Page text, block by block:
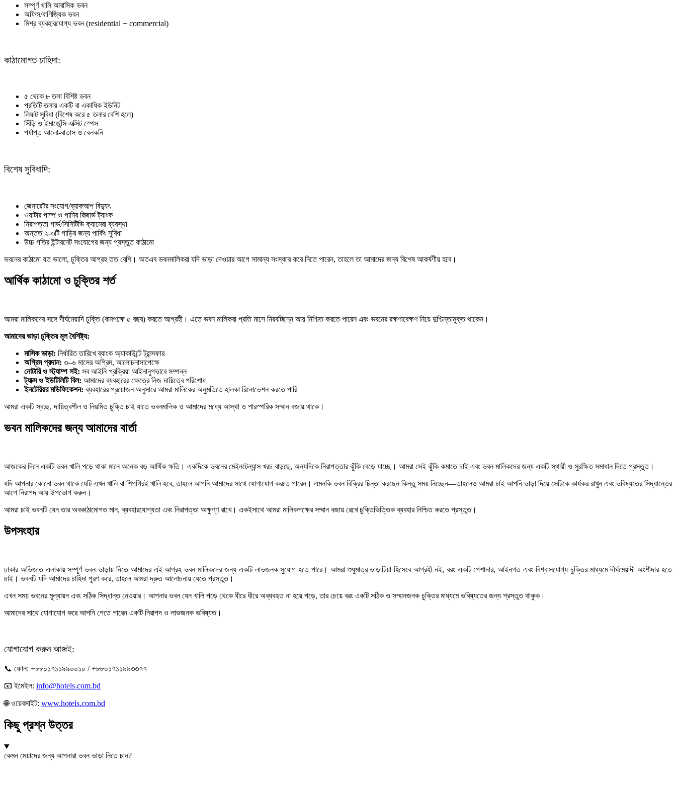
সম্পূর্ণ খালি আবাসিক ভবন
অফিস/বাণিজ্যিক ভবন
মিশ্র ব্যবহারযোগ্য ভবন (residential + commercial)
কাঠামোগত চাহিদা:
৫ থেকে ৮ তলা বিশিষ্ট ভবন
প্রতিটি তলায় একটি বা একাধিক ইউনিট
লিফট সুবিধা (বিশেষ করে ৫ তলার বেশি হলে)
সিঁড়ি ও ইমার্জেন্সি এক্সিট স্পেস
পর্যাপ্ত আলো-বাতাস ও বেলকনি
বিশেষ সুবিধাদি:
জেনারেটর সংযোগ/ব্যাকআপ বিদ্যুৎ
ওয়াটার পাম্প ও পানির রিজার্ভ ট্যাংক
নিরাপত্তা গার্ড/সিসিটিভি ক্যামেরা ব্যবস্থা
অন্তত ২-৩টি গাড়ির জন্য পার্কিং সুবিধা
উচ্চ গতির ইন্টারনেট সংযোগের জন্য প্রস্তুত কাঠামো
ভবনের কাঠামো যত ভালো, চুক্তির আগ্রহ তত বেশি। অতএব ভবনমালিকরা যদি ভাড়া দেওয়ার আগে সামান্য সংস্কার করে নিতে পারেন, তাহলে তা আমাদের জন্য বিশেষ আকর্ষণীয় হবে।
আর্থিক কাঠামো ও চুক্তির শর্ত
আমরা মালিকদের সঙ্গে দীর্ঘমেয়াদি চুক্তি (কমপক্ষে ৫ বছর) করতে আগ্রহী। এতে ভবন মালিকরা প্রতি মাসে নিরবচ্ছিন্ন আয় নিশ্চিত করতে পারেন এবং ভবনের রক্ষণাবেক্ষণ নিয়ে দুশ্চিন্তামুক্ত থাকেন।
আমাদের ভাড়া চুক্তির মূল বৈশিষ্ট্য:
মাসিক ভাড়া: নির্ধারিত তারিখে ব্যাংক অ্যাকাউন্টে ট্রান্সফার
অগ্রিম প্রদান: ৩–৬ মাসের অগ্রিম, আলোচনাসাপেক্ষে
নোটারি ও স্ট্যাম্প সই: সব আইনি প্রক্রিয়া আইনানুগভাবে সম্পন্ন
ট্যাক্স ও ইউটিলিটি বিল: আমাদের ব্যবহারের ক্ষেত্রে নিজ দায়িত্বে পরিশোধ
ইনটেরিয়র মডিফিকেশন: ব্যবহারের প্রয়োজন অনুসারে আমরা মালিকের অনুমতিতে হালকা রিনোভেশন করতে পারি
আমরা একটি স্বচ্ছ, দায়িত্বশীল ও নিয়মিত চুক্তি চাই যাতে ভবনমালিক ও আমাদের মধ্যে আস্থা ও পারস্পরিক সম্মান বজায় থাকে।
ভবন মালিকদের জন্য আমাদের বার্তা
আজকের দিনে একটি ভবন খালি পড়ে থাকা মানে অনেক বড় আর্থিক ক্ষতি। একদিকে ভবনের মেইনটেন্যান্স খরচ বাড়ছে, অন্যদিকে নিরাপত্তার ঝুঁকি বেড়ে যাচ্ছে। আমরা সেই ঝুঁকি কমাতে চাই এবং ভবন মালিকদের জন্য একটি স্থায়ী ও সুরক্ষিত সমাধান দিতে প্রস্তুত।
যদি আপনার কোনো ভবন থাকে যেটি এখন খালি বা শিগগিরই খালি হবে, তাহলে আপনি আমাদের সাথে যোগাযোগ করতে পারেন। এমনকি ভবন বিক্রির চিন্তা করছেন কিন্তু সময় নিচ্ছেন—তাহলেও আমরা চাই আপনি ভাড়া দিয়ে সেটিকে কার্যকর রাখুন এবং ভবিষ্যতের সিদ্ধান্তের
আগে নিরাপদ আয় উপভোগ করুন।
আমরা চাই ভবনটি যেন তার অবকাঠামোগত মান, ব্যবহারযোগ্যতা এবং নিরাপত্তা অক্ষুণ্ণ রাখে। একইসাথে আমরা মালিকপক্ষের সম্মান বজায় রেখে চুক্তিভিত্তিক ব্যবহার নিশ্চিত করতে প্রস্তুত।
উপসংহার
ঢাকার অভিজাত এলাকায় সম্পূর্ণ ভবন ভাড়ায় নিতে আমাদের এই আগ্রহ ভবন মালিকদের জন্য একটি লাভজনক সুযোগ হতে পারে। আমরা শুধুমাত্র ভাড়াটিয়া হিসেবে আগ্রহী নই, বরং একটি পেশাদার, আইনগত এবং বিশ্বাসযোগ্য চুক্তির মাধ্যমে দীর্ঘমেয়াদী অংশীদার হতে
চাই। ভবনটি যদি আমাদের চাহিদা পূরণ করে, তাহলে আমরা দ্রুত আলোচনায় যেতে প্রস্তুত।
এখন সময় ভবনের মূল্যায়ন এবং সঠিক সিদ্ধান্ত নেওয়ার। আপনার ভবন যেন খালি পড়ে থেকে ধীরে ধীরে অব্যবহৃত না হয়ে পড়ে, তার চেয়ে বরং একটি সঠিক ও সম্মানজনক চুক্তির মাধ্যমে ভবিষ্যতের জন্য প্রস্তুত থাকুক।
আমাদের সাথে যোগাযোগ করে আপনি পেতে পারেন একটি নিরাপদ ও লাভজনক ভবিষ্যত।
যোগাযোগ করুন আজই:
📞 ফোন: +৮৮০১৭১১৯৯০০১০ / +৮৮০১৭১১৯৯৩৩৭৭
📧 ইমেইল: info@hotels.com.bd
🌐 ওয়েবসাইট: www.hotels.com.bd
কিছু প্রশ্ন উত্তর
কেমন মেয়াদের জন্য আপনারা ভবন ভাড়া নিতে চান?